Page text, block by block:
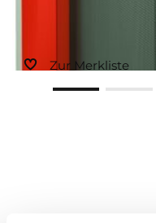
Zur Merkliste